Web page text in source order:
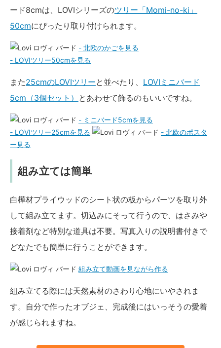
ード8cmは、LOVIシリーズのツリー「Momi-no-ki」
50cmにぴったり取り付けられます。
- 北欧のかごを見る
- LOVIツリー50cmを見る
また25cmのLOVIツリーと並べたり、 LOVIミニバード
5cm（3個セット） とあわせて飾るのもいいですね。
- ミニバード5cmを見る
- LOVIツリー25cmを見る
- 北欧のポスタ
ー見る
組み立ては簡単
白樺材プライウッドのシート状の板からパーツを取り外
して組み立てます。切込みにそって行うので、はさみや
接着剤など特別な道具は不要。写真入りの説明書付きで
どなたでも簡単に行うことができます。
組み立て動画を見ながら作る
組み立てる際には天然素材のさわり心地にいやされま
す。自分で作ったオブジェ、完成後にはいっそうの愛着
が感じられますね。